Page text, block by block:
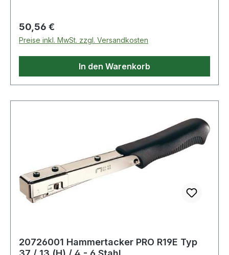
Regulärer Preis:
50,56 €
Preise inkl. MwSt. zzgl. Versandkosten
In den Warenkorb
20726001 Hammertacker PRO R19E Typ